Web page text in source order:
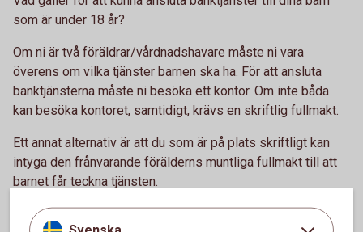
som är under 18 år?
Om ni är två föräldrar/vårdnadshavare måste ni vara
överens om vilka tjänster barnen ska ha. För att ansluta
banktjänsterna måste ni besöka ett kontor. Om inte båda
kan besöka kontoret, samtidigt, krävs en skriftlig fullmakt.
Ett annat alternativ är att du som är på plats skriftligt kan
intyga den frånvarande förälderns muntliga fullmakt till att
barnet får teckna tjänsten.
Du kan också ge en annan person fullmakt för omyndiga